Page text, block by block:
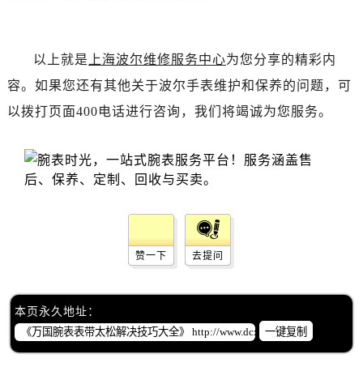
以上就是上海波尔维修服务中心为您分享的精彩内
容。如果您还有其他关于波尔手表维护和保养的问题，可
以拨打页面400电话进行咨询，我们将竭诚为您服务。
赞一下 去提问
本页永久地址：
一键复制